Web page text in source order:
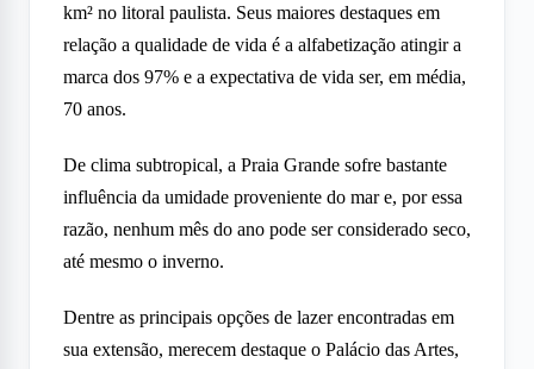
km² no litoral paulista. Seus maiores destaques em
relação a qualidade de vida é a alfabetização atingir a
marca dos 97% e a expectativa de vida ser, em média,
70 anos.
De clima subtropical, a Praia Grande sofre bastante
influência da umidade proveniente do mar e, por essa
razão, nenhum mês do ano pode ser considerado seco,
até mesmo o inverno.
Dentre as principais opções de lazer encontradas em
sua extensão, merecem destaque o Palácio das Artes,